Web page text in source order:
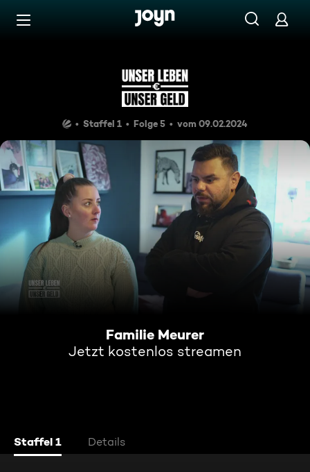
Zum Inhalt springen
Familie Meurer
Staffel 1 Folge 5 vom 09.02.2024
Familie Meurer
Jetzt kostenlos streamen
Staffel 1 Details